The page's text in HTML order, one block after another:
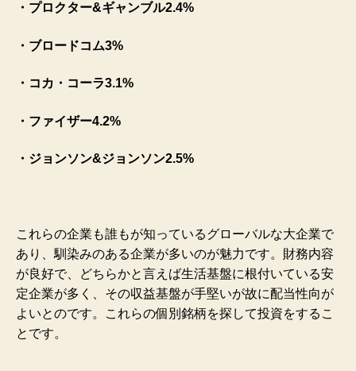
・プロクター&ギャンブル2.4%
・ブロードコム3%
・コカ・コーラ3.1%
・ファイザー4.2%
・ジョンソン&ジョンソン2.5%
これらの企業も誰もが知っているグローバルな大企業で
あり、馴染みのある企業が多いのが魅力です。財務内容
が良好で、どちらかと言えば生活基盤に根付いている安
定企業が多く、その収益基盤が手堅いが故に配当性向が
よいとのです。これらの個別銘柄を探して投資をするこ
とです。